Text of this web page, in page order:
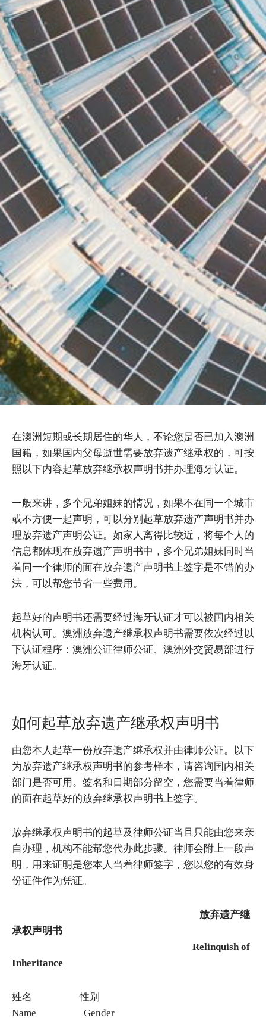
在澳洲短期或长期居住的华人，不论您是否已加入澳洲
国籍，如果国内父母逝世需要放弃遗产继承权的，可按
照以下内容起草放弃继承权声明书并办理海牙认证。
一般来讲，多个兄弟姐妹的情况，如果不在同一个城市
或不方便一起声明，可以分别起草放弃遗产声明书并办
理放弃遗产声明公证。如家人离得比较近，将每个人的
信息都体现在放弃遗产声明书中，多个兄弟姐妹同时当
着同一个律师的面在放弃遗产声明书上签字是不错的办
法，可以帮您节省一些费用。
起草好的声明书还需要经过海牙认证才可以被国内相关
机构认可。澳洲放弃遗产继承权声明书需要依次经过以
下认证程序：澳洲公证律师公证、澳洲外交贸易部进行
海牙认证。
如何起草放弃遗产继承权声明书
由您本人起草一份放弃遗产继承权并由律师公证。以下
为放弃遗产继承权声明书的参考样本，请咨询国内相关
部门是否可用。签名和日期部分留空，您需要当着律师
的面在起草好的放弃继承权声明书上签字。
放弃继承权声明书的起草及律师公证当且只能由您来亲
自办理，机构不能帮您代办此步骤。律师会附上一段声
明，用来证明是您本人当着律师签字，您以您的有效身
份证件作为凭证。
放弃遗产继
承权声明书
Relinquish of
Inheritance
姓名 性别
Name Gender